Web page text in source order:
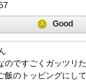
Good
のですごくガッツリ
飯のトッピングにして